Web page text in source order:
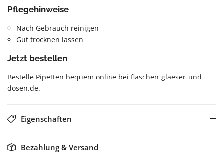
Pflegehinweise
Nach Gebrauch reinigen
Gut trocknen lassen
Jetzt bestellen
Bestelle Pipetten bequem online bei flaschen-glaeser-und-
dosen.de.
Eigenschaften
Bezahlung & Versand